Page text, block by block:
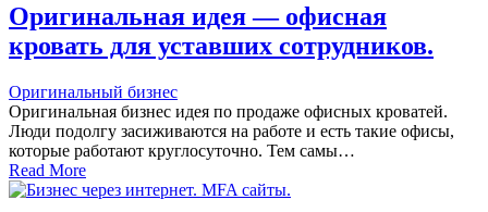
Оригинальная идея — офисная
кровать для уставших сотрудников.
Оригинальный бизнес
Оригинальная бизнес идея по продаже офисных кроватей.
Люди подолгу засиживаются на работе и есть такие офисы,
которые работают круглосуточно. Тем самы…
Read More